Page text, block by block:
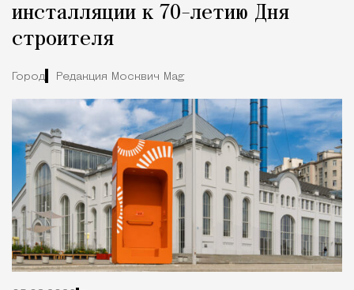
инсталляции к 70-летию Дня
строителя
Город Редакция Москвич Mag